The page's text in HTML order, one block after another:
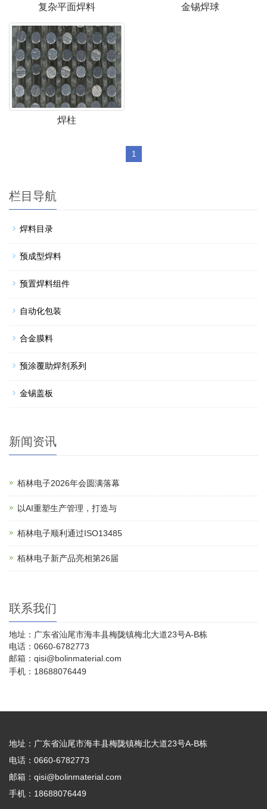
复杂平面焊料 金锡焊球
焊柱
1
栏目导航
焊料目录
预成型焊料
预置焊料组件
自动化包装
合金膜料
预涂覆助焊剂系列
金锡盖板
新闻资讯
栢林电子2026年会圆满落幕
以AI重塑生产管理，打造与
栢林电子顺利通过ISO13485
栢林电子新产品亮相第26届
联系我们
地址：广东省汕尾市海丰县梅陇镇梅北大道23号A-B栋
电话：0660-6782773
邮箱：qisi@bolinmaterial.com
手机：18688076449
地址：广东省汕尾市海丰县梅陇镇梅北大道23号A-B栋
电话：0660-6782773
邮箱：qisi@bolinmaterial.com
手机：18688076449